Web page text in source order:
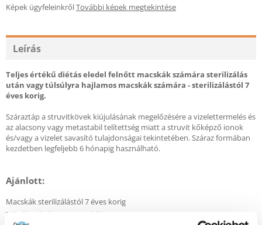
Képek ügyfeleinkrőlTovábbi képek megtekintése
Leírás
Teljes értékű diétás eledel felnőtt macskák számára sterilizálás
után vagy túlsúlyra hajlamos macskák számára - sterilizálástól 7
éves korig.
Száraztáp a struvitkövek kiújulásának megelőzésére a vizelettermelés és
az alacsony vagy metastabil telítettség miatt a struvit kőképző ionok
és/vagy a vizelet savasító tulajdonságai tekintetében. Száraz formában
kezdetben legfeljebb 6 hónapig használható.
Ajánlott:
Macskák sterilizálástól 7 éves korig
Túlsúlyra hajlamos macskák